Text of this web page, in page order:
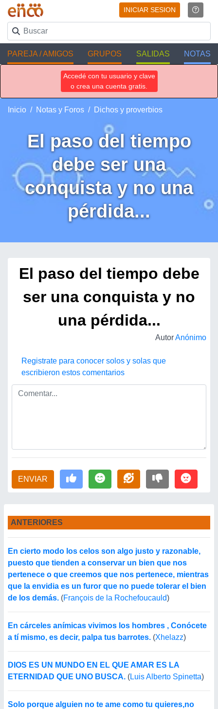
INICIAR SESION
PAREJA / AMIGOS GRUPOS SALIDAS NOTAS
Accedé con tu usuario y clave
o crea una cuenta gratis.
Inicio Notas y Foros Dichos y proverbios
El paso del tiempo
debe ser una
conquista y no una
pérdida...
El paso del tiempo debe
ser una conquista y no
una pérdida...
AutorAnónimo
Registrate para conocer solos y solas que
escribieron estos comentarios
ENVIAR
ANTERIORES
En cierto modo los celos son algo justo y razonable,
puesto que tienden a conservar un bien que nos
pertenece o que creemos que nos pertenece, mientras
que la envidia es un furor que no puede tolerar el bien
de los demás. (François de la Rochefoucauld)
En cárceles anímicas vivimos los hombres , Conócete
a tí mismo, es decir, palpa tus barrotes. (Xhelazz)
DIOS ES UN MUNDO EN EL QUE AMAR ES LA
ETERNIDAD QUE UNO BUSCA. (Luis Alberto Spinetta)
Solo porque alguien no te ame como tu quieres,no